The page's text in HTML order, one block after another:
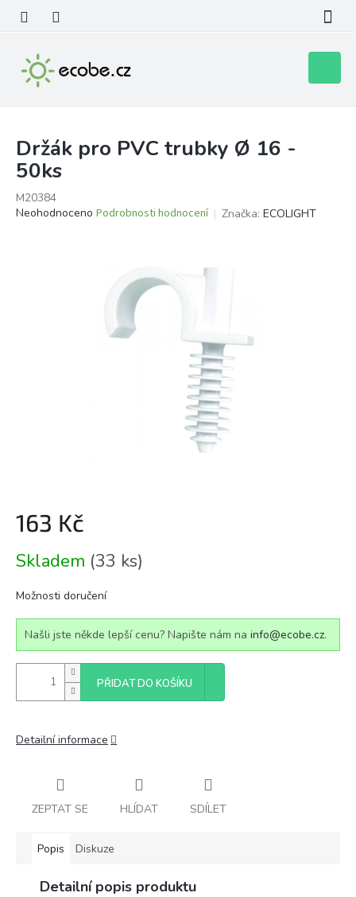
obsah
košík
Držák pro PVC trubky Ø 16 -
50ks
M20384
Průměrné
Neohodnoceno Podrobnosti hodnocení Značka: ECOLIGHT
163 Kč
cena:
Skladem (33 ks)
Možnosti doručení
Našli jste někde lepší cenu? Napište nám na info@ecobe.cz.
PŘIDAT DO KOŠÍKU
Detailní informace
ZEPTAT SE HLÍDAT SDÍLET
Popis Diskuze
Detailní popis produktu